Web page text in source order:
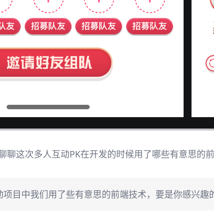
聊这次多人互动PK在开发的时候用了哪些有意思的
项目中我们用了些有意思的前端技术，要是你感兴趣